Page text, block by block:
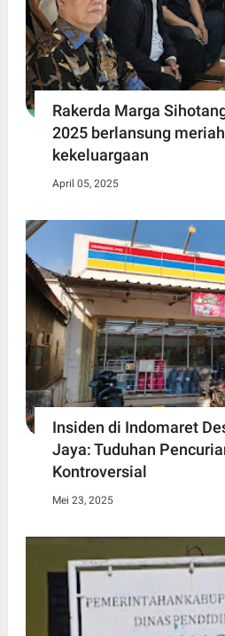
Rakerda Marga
2025 berlansung
kekeluargaan
April 05, 2025
Insiden di Indomaret
Jaya: Tuduhan
Kontroversial
Mei 23, 2025